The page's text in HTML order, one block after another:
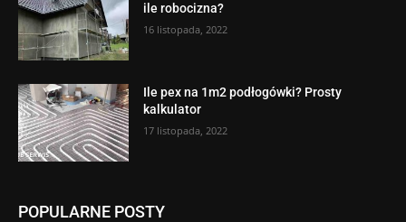
ile robocizna?
16 listopada, 2022
Ile pex na 1m2 podłogówki? Prosty
kalkulator
17 listopada, 2022
POPULARNE POSTY